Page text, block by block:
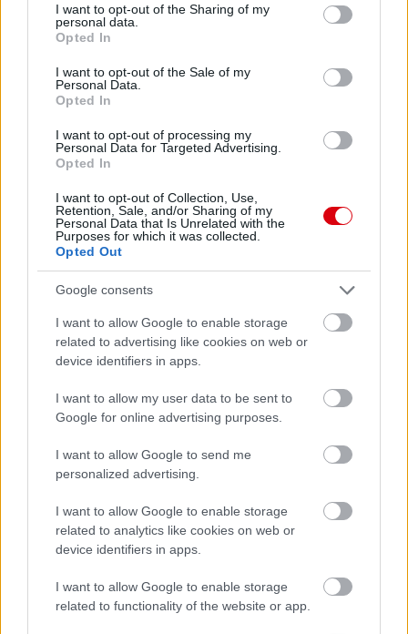
not limited to your visit or usage behaviour. You may click to
grant or deny consent to Google and its third-party tags to
use your data for below specified purposes in below Google
consent section.
I want to opt-out of the Sharing of my
personal data.
Opted In
I want to opt-out of the Sale of my
Personal Data.
Opted In
I want to opt-out of processing my
Personal Data for Targeted Advertising.
Opted In
I want to opt-out of Collection, Use,
Retention, Sale, and/or Sharing of my
Personal Data that Is Unrelated with the
Purposes for which it was collected.
Opted Out
Google consents
I want to allow Google to enable storage
related to advertising like cookies on web or
device identifiers in apps.
I want to allow my user data to be sent to
Google for online advertising purposes.
I want to allow Google to send me
personalized advertising.
I want to allow Google to enable storage
related to analytics like cookies on web or
device identifiers in apps.
I want to allow Google to enable storage
related to functionality of the website or app.
Paris Saint-Germain
Manchester United
Nya Ullevi, Göteborg
2026-08-08 17:00
Leeds UnitedvsManchester United
AC MilanvsManchester United2026-08-15 18:00